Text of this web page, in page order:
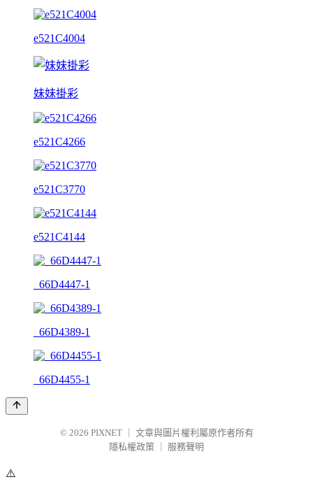
e521C4004
妹妹掛彩
e521C4266
e521C3770
e521C4144
_66D4447-1
_66D4389-1
_66D4455-1
© 2026 PIXNET
文章與圖片權利屬原作者所有
隱私權政策
服務聲明
⚠️